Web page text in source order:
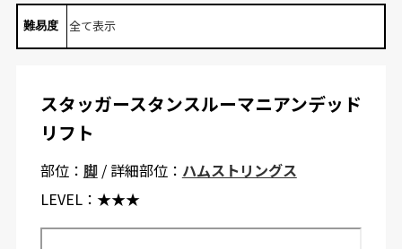
難易度
スタッガースタンスルーマニアンデッド
リフト
部位： 脚/ 詳細部位： ハムストリングス
LEVEL： ★★★